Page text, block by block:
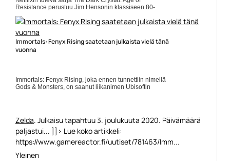
Resistance perustuu Jim Hensonin klassiseen 80-
luvun elokuvaan Tumma kristalli. Tarinallisesti uusi
sarja sijoittuu vuosia... Lue koko artikkeli:
Yleinen
Immortals: Fenyx Rising saatetaan julkaista vielä tänä
vuonna
Immortals: Fenyx Rising, joka ennen tunnettiin nimellä
Gods & Monsters, on saanut liikanimen Ubisoftin
Zelda. Julkaisu tapahtuu 3. joulukuuta 2020. Päivämäärä
paljastui... ]]> Lue koko artikkeli:
https://www.gamereactor.fi/uutiset/781463/Imm...
Yleinen